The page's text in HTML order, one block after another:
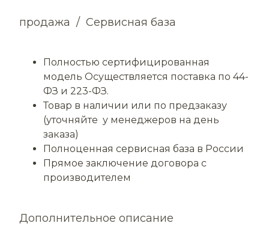
продажа / Сервисная база
Полностью сертифицированная
модель Осуществляется поставка по 44-
ФЗ и 223-ФЗ.
Товар в наличии или по предзаказу
(уточняйте у менеджеров на день
заказа)
Полноценная сервисная база в России
Прямое заключение договора с
производителем
Дополнительное описание